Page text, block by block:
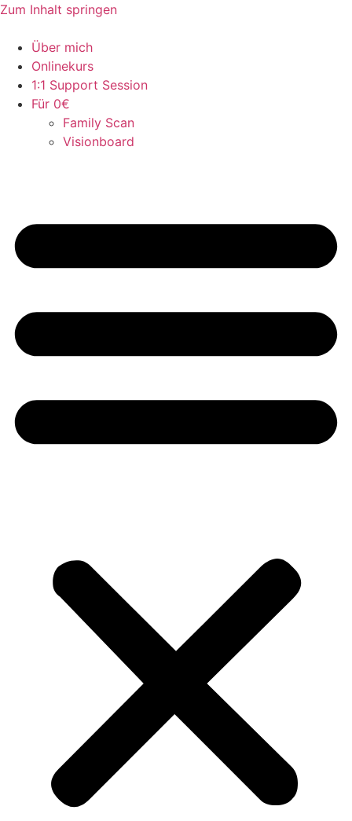
Zum Inhalt springen
Über mich
Onlinekurs
1:1 Support Session
Für 0€
Family Scan
Visionboard